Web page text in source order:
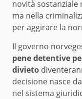
novità sostanziale
ma nella
per aggirare la
Il governo
pene detentive
divieto
decisione nasce
nel sistema